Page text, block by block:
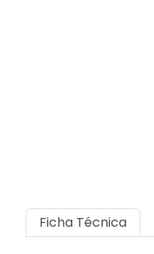
Ficha Técnica